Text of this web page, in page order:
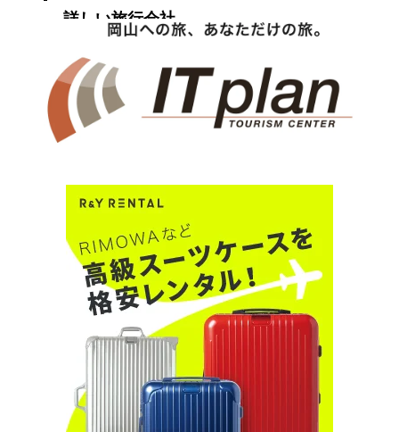
詳しい旅行会社